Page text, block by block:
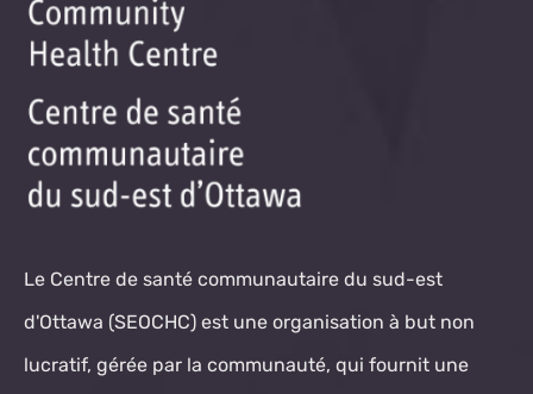
Le Centre de santé communautaire du sud-est
d'Ottawa (SEOCHC) est une organisation à but non
lucratif, gérée par la communauté, qui fournit une